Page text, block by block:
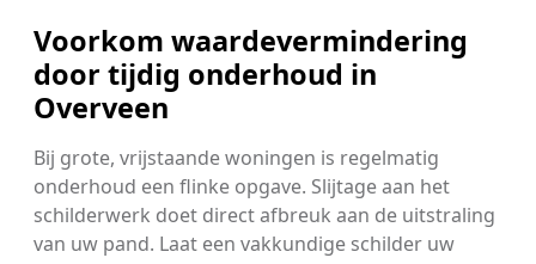
Voorkom waardevermindering
door tijdig onderhoud in
Overveen
Bij grote, vrijstaande woningen is regelmatig
onderhoud een flinke opgave. Slijtage aan het
schilderwerk doet direct afbreuk aan de uitstraling
van uw pand. Laat een vakkundige schilder uw